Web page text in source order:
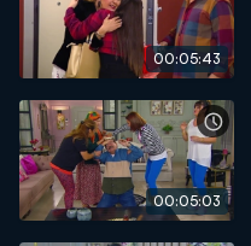
00:05:43
00:05:03